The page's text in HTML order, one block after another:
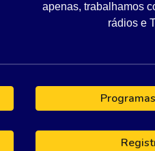
apenas, trabalhamos
rádios e